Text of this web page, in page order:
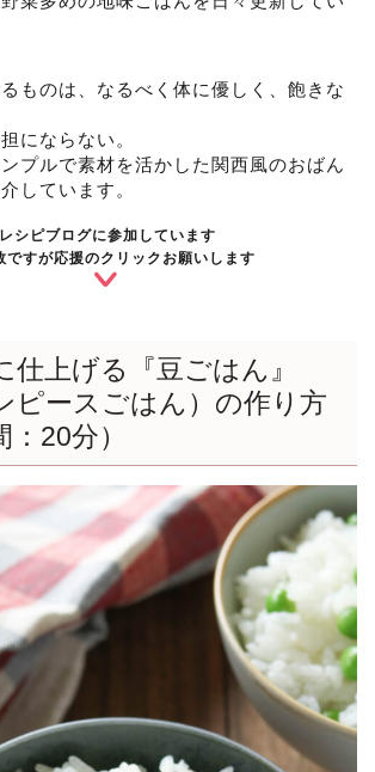
ものは、なるべく体に優しく、飽きな
にならない。
プルで素材を活かした関西風のおばん
しています。
レシピブログに参加しています
ですが応援のクリックお願いします
仕上げる『豆ごはん』
ピースごはん）の作り方
：20分）